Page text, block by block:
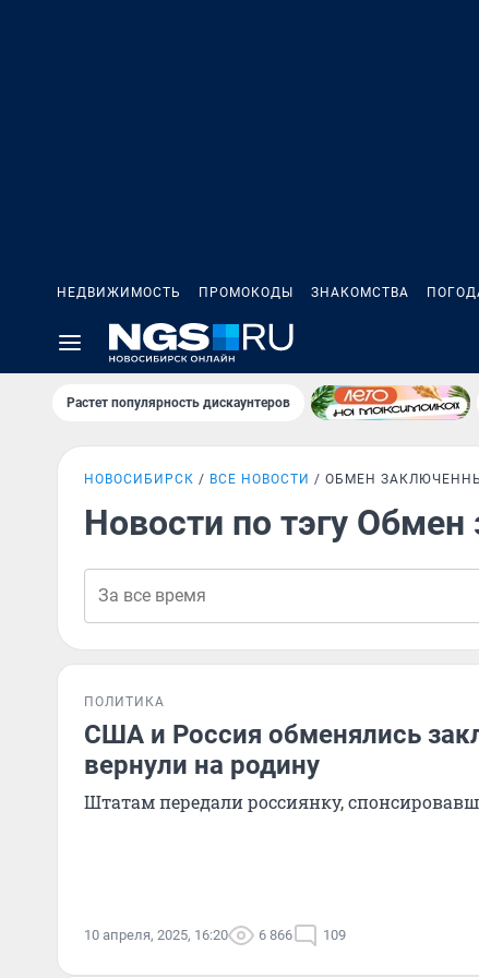
НЕДВИЖИМОСТЬ ПРОМОКОДЫ ЗНАКОМСТВА
Растет популярность дискаунтеров
НОВОСИБИРСК ВСЕ НОВОСТИ ОБМЕН
Новости по тэгу
ПОЛИТИКА
США и Россия обменялись
вернули на родину
Штатам передали россиянку,
10 апреля, 2025, 16:20 6 866 109